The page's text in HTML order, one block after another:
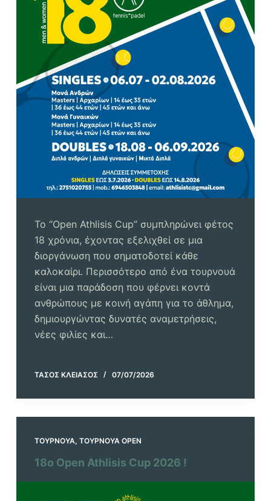
Το “Open Athlisis Cup” συμπληρώνει φέτος
18 χρόνια, έχοντας εξελιχθεί σε μια
διοργάνωση που σηματοδοτεί κάθε
καλοκαίρι. Περισσότερο από ένα τουρνουά
είναι μια παράδοση που φέρνει κοντά
ανθρώπους με κοινή αγάπη για το άθλημα,
δημιουργώντας δυνατές αναμετρήσεις,
νέες φιλίες και…
ΤΆΣΟΣ ΚΛΕΙΆΣΟΣ 07/07/2026
ΤΟΥΡΝΟΥΆ, ΤΟΥΡΝΟΥΆ OPEN
18o Open Athlisis Cup 2026 !